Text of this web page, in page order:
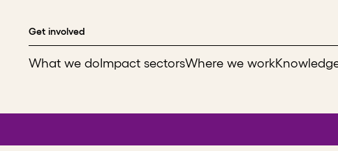
Get involved
What we do Impact sectorsWhere we work